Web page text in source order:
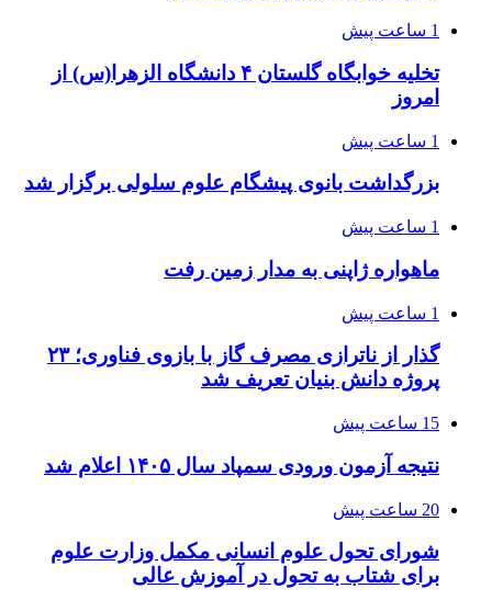
1 ساعت پیش
تخلیه خوابگاه گلستان ۴ دانشگاه الزهرا(س) از
امروز
1 ساعت پیش
بزرگداشت بانوی پیشگام علوم سلولی برگزار شد
1 ساعت پیش
ماهواره ژاپنی به مدار زمین رفت
1 ساعت پیش
گذار از ناترازی مصرف گاز با بازوی فناوری؛ ۲۳
پروژه دانش بنیان تعریف شد
15 ساعت پیش
نتیجه آزمون ورودی سمپاد سال ۱۴۰۵ اعلام شد
20 ساعت پیش
شورای تحول علوم انسانی مکمل وزارت علوم
برای شتاب به تحول در آموزش عالی